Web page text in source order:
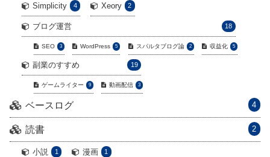
Simplicity 4 Xeory 2
ブログ運営 18
SEO 3 WordPress 5 スパルタブログ論 2 収益化 5
副業のすすめ 19
ゲームライター 9 動画配信 3
ベースログ 4
読書 2
小説 1 漫画 1